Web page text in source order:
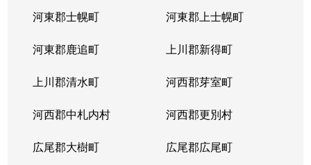
河東郡士幌町 河東郡上士幌町
河東郡鹿追町 上川郡新得町
上川郡清水町 河西郡芽室町
河西郡中札内村 河西郡更別村
広尾郡大樹町 広尾郡広尾町